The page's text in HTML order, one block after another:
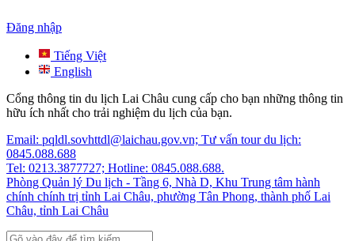
Đăng nhập
Tiếng Việt
English
Cổng thông tin du lịch Lai Châu cung cấp cho bạn những thông tin
hữu ích nhất cho trải nghiệm du lịch của bạn.
Email: pqldl.sovhttdl@laichau.gov.vn; Tư vấn tour du lịch:
0845.088.688
Tel: 0213.3877727; Hotline: 0845.088.688.
Phòng Quản lý Du lịch - Tầng 6, Nhà D, Khu Trung tâm hành
chính chính trị tỉnh Lai Châu, phường Tân Phong, thành phố Lai
Châu, tỉnh Lai Châu